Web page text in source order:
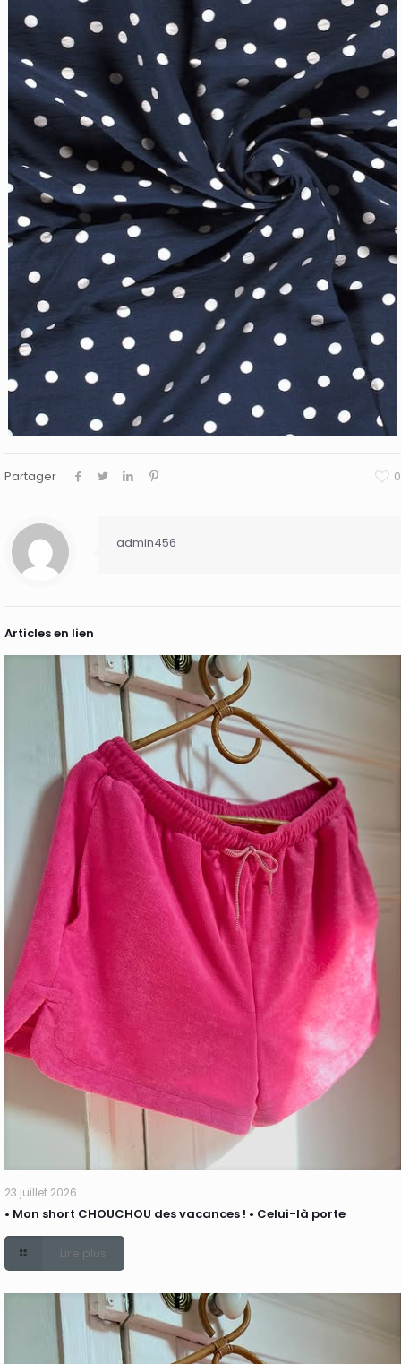
Partager 0
admin456
Articles en lien
23 juillet 2026
• Mon short CHOUCHOU des vacances ! • Celui-là porte
Lire plus